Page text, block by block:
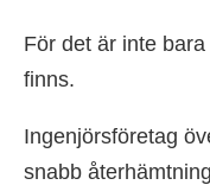
För det är inte
finns.
Ingenjörsföretag
snabb